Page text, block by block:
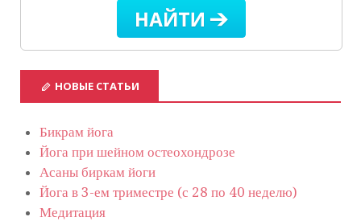
НОВЫЕ СТАТЬИ
Бикрам йога
Йога при шейном остеохондрозе
Асаны биркам йоги
Йога в 3-ем триместре (с 28 по 40 неделю)
Медитация